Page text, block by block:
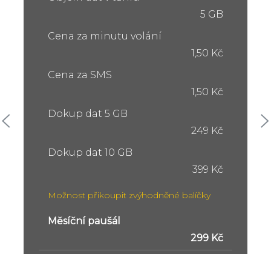
5 GB
Cena za minutu volání
1,50 Kč
Cena za SMS
1,50 Kč
Dokup dat 5 GB
249 Kč
Dokup dat 10 GB
399 Kč
Možnost přikoupit zvýhodněné balíčky
Měsíční paušál
299 Kč